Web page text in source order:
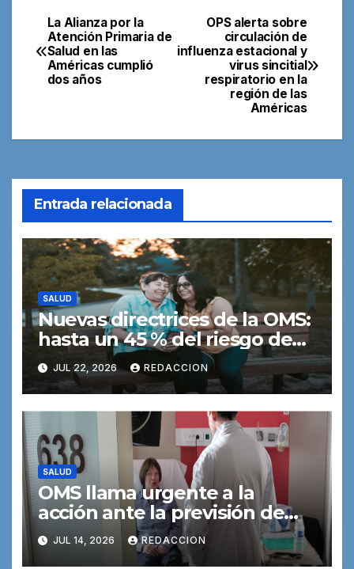
Navegación
de
OPS alerta sobre
circulación de
influenza estacional y
virus sincitial
respiratorio en la
región de las
Américas
La Alianza por la
Atención Primaria de
Salud en las
Américas cumplió
dos años
Entrada relacionada
SALUD
Nuevas directrices de la OMS:
hasta un 45 % del riesgo de
demencia podría prevenirse o
retrasarse
JUL 22, 2026 REDACCION
SALUD
OMS llama urgente a la
acción ante la previsión de
que el número de nuevos
casos de cáncer se duplicará
JUL 14, 2026 REDACCION